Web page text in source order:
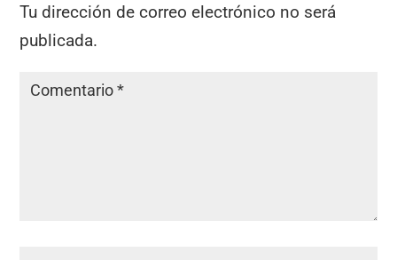
Tu dirección de correo electrónico no será
publicada.